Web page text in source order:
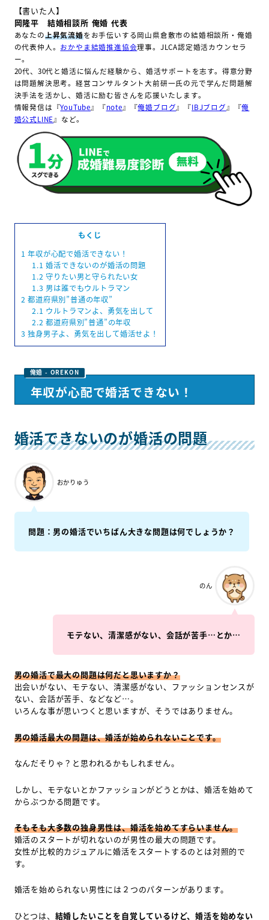
【書いた人】
岡隆平 結婚相談所 俺婚 代表
あなたの上昇気流婚をお手伝いする岡山県倉敷市の結婚相談所・俺婚
の代表仲人。 おかやま結婚推進協会理事。JLCA認定婚活カウンセラ
ー。
20代、30代と婚活に悩んだ経験から、婚活サポートを志す。得意分野
は問題解決思考。経営コンサルタント大前研一氏の元で学んだ問題解
決手法を活かし、婚活に励む皆さんを応援いたします。
情報発信は『YouTube』『note』『俺婚ブログ』『IBJブログ 』『俺
婚公式LINE』など。
もくじ
1 年収が心配で婚活できない！
1.1 婚活できないのが婚活の問題
1.2 守りたい男と守られたい女
1.3 男は誰でもウルトラマン
2 都道府県別”普通の年収”
2.1 ウルトラマンよ、勇気を出して
2.2 都道府県別”普通”の年収
3 独身男子よ、勇気を出して婚活せよ！
年収が心配で婚活できない！
婚活できないのが婚活の問題
おかりゅう
問題：男の婚活でいちばん大きな問題は何でしょうか？
のん
モテない、清潔感がない、会話が苦手…とか…
男の婚活で最大の問題は何だと思いますか？
出会いがない、モテない、清潔感がない、ファッションセンスが
ない、会話が苦手、などなど…。
いろんな事が思いつくと思いますが、そうではありません。
男の婚活最大の問題は、婚活が始められないことです。
なんだそりゃ？と思われるかもしれません。
しかし、モテないとかファッションがどうとかは、婚活を始めて
からぶつかる問題です。
そもそも大多数の独身男性は、婚活を始めてすらいません。
婚活のスタートが切れないのが男性の最大の問題です。
女性が比較的カジュアルに婚活をスタートするのとは対照的で
す。
婚活を始められない男性には２つのパターンがあります。
ひとつは、 結婚したいことを自覚しているけど、婚活を始めない